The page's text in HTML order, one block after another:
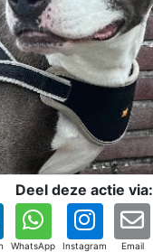
Deel deze actie via:
WhatsApp Instagram Email